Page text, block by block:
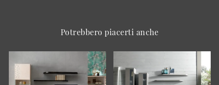
Potrebbero piacerti anche